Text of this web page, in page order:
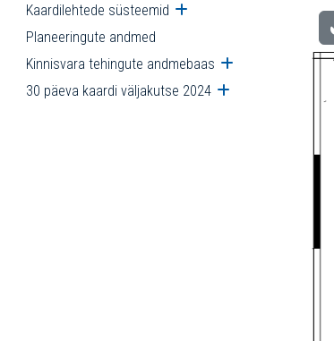
Kaardilehtede süsteemid Ava alammenüü
Planeeringute andmed
Kinnisvara tehingute andmebaas Ava
30 päeva kaardi väljakutse 2024 Ava